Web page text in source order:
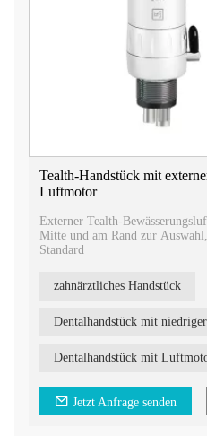
Tealth-Handstück mit
Luftmotor
Externer Tealth-
Mitte und am Rand zur
Standard
zahnärztliches Handstück
Dentalhandstück mit
Jetzt Anfrage senden